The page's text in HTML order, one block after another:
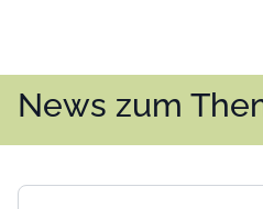
News zum